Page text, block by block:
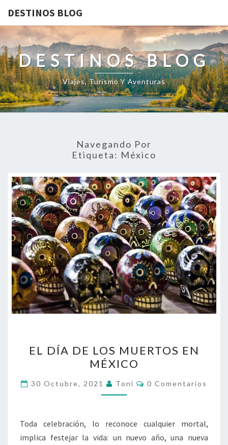
DESTINOS BLOG
DESTINOS BLOG
Viajes, Turismo Y Aventuras
Navegando Por
Etiqueta: México
DÍA
DE
LOS
MUERTOS
MÉXICO
EL DÍA DE LOS MUERTOS EN
MÉXICO
30 Octubre, 2021 Toni Comentarios
0 Comentarios
Toda celebración, lo reconoce cualquier mortal,
implica festejar la vida: un nuevo año, una nueva